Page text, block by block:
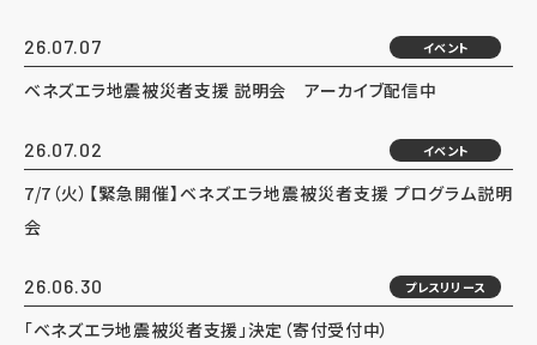
26.07.07 イベント
ベネズエラ地震被災者支援 説明会 アーカイブ配信中
26.07.02 イベント
7/7（火）【緊急開催】ベネズエラ地震被災者支援 プログラム説明
会
26.06.30 プレスリリース
「ベネズエラ地震被災者支援」決定（寄付受付中）